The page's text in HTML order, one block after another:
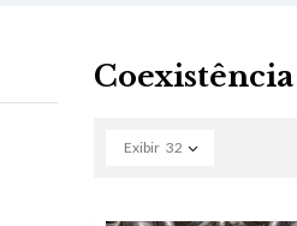
Coexistência
Exibir 32